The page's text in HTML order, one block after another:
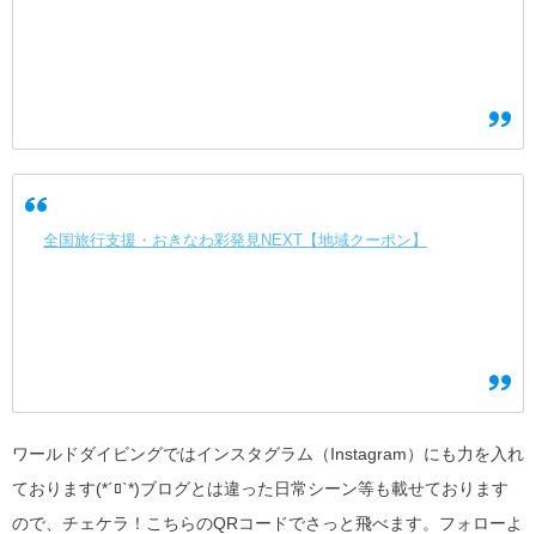
全国旅行支援・おきなわ彩発見NEXT【地域クーポン】
ワールドダイビングではインスタグラム（Instagram）にも力を入れ
ております(*´ﾛ`*)ブログとは違った日常シーン等も載せております
ので、チェケラ！こちらのQRコードでさっと飛べます。フォローよ